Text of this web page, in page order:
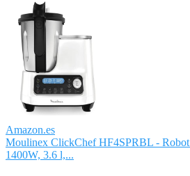
Amazon.es
Moulinex ClickChef HF4SPRBL -
1400W, 3.6 l,...